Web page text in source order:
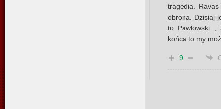
tragedia.
obrona. Dzisiaj
to Pawłowski
końca to my
9